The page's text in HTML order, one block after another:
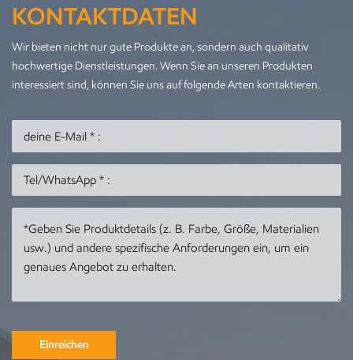
KONTAKTDATEN
Wir bieten nicht nur gute Produkte an, sondern auch qualitativ
hochwertige Dienstleistungen. Wenn Sie an unseren Produkten
interessiert sind, können Sie uns auf folgende Arten kontaktieren.
Einreichen